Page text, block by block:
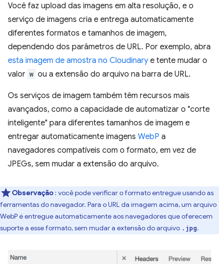
Você faz upload das imagens em alta resolução, e o
serviço de imagens cria e entrega automaticamente
diferentes formatos e tamanhos de imagem,
dependendo dos parâmetros de URL. Por exemplo, abra
esta imagem de amostra no Cloudinary e tente mudar o
valor w ou a extensão do arquivo na barra de URL.
Os serviços de imagem também têm recursos mais
avançados, como a capacidade de automatizar o "corte
inteligente" para diferentes tamanhos de imagem e
entregar automaticamente imagens WebP a
navegadores compatíveis com o formato, em vez de
JPEGs, sem mudar a extensão do arquivo.
Observação : você pode verificar o formato entregue usando as
ferramentas do navegador. Para o URL da imagem acima, um arquivo
WebP é entregue automaticamente aos navegadores que oferecem
suporte a esse formato, sem mudar a extensão do arquivo .jpg.